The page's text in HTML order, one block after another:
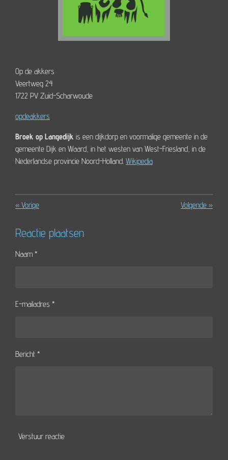
Op de akkers
Veertweg 24
1722 PV Zuid-Scharwoude
opdeakkers
Broek op Langedijk is een dijkdorp en voormalige gemeente in de
gemeente Dijk en Waard, in het westen van West-Friesland, in de
Nederlandse provincie Noord-Holland. Wikipedia
« Vorige Volgende »
Reactie plaatsen
Naam *
E-mailadres *
Bericht *
Verstuur reactie